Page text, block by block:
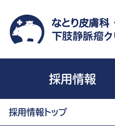
採用情報
採用情報トップ